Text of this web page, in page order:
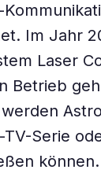
Im Jahr
Laser
Betrieb
Serie
können.